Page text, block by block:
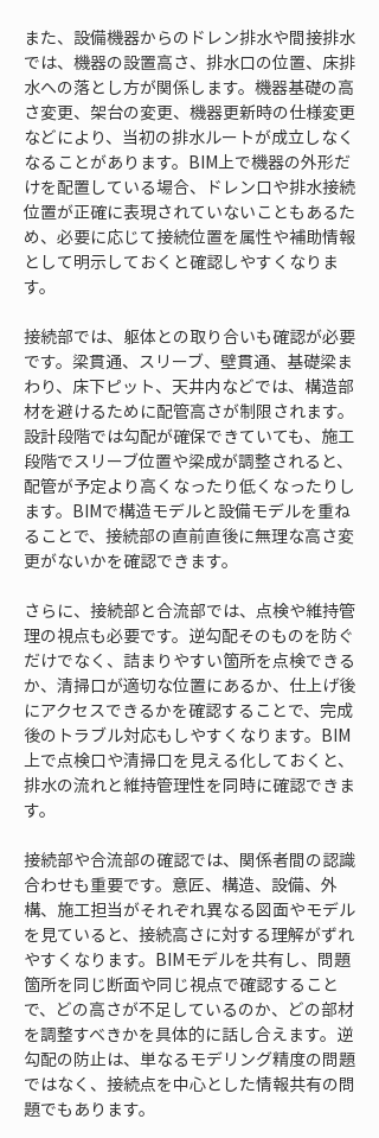
また、設備機器からのドレン排水や間接排水
では、機器の設置高さ、排水口の位置、床排
水への落とし方が関係します。機器基礎の高
さ変更、架台の変更、機器更新時の仕様変更
などにより、当初の排水ルートが成立しなく
なることがあります。BIM上で機器の外形だ
けを配置している場合、ドレン口や排水接続
位置が正確に表現されていないこともあるた
め、必要に応じて接続位置を属性や補助情報
として明示しておくと確認しやすくなりま
す。
接続部では、躯体との取り合いも確認が必要
です。梁貫通、スリーブ、壁貫通、基礎梁ま
わり、床下ピット、天井内などでは、構造部
材を避けるために配管高さが制限されます。
設計段階では勾配が確保できていても、施工
段階でスリーブ位置や梁成が調整されると、
配管が予定より高くなったり低くなったりし
ます。BIMで構造モデルと設備モデルを重ね
ることで、接続部の直前直後に無理な高さ変
更がないかを確認できます。
さらに、接続部と合流部では、点検や維持管
理の視点も必要です。逆勾配そのものを防ぐ
だけでなく、詰まりやすい箇所を点検できる
か、清掃口が適切な位置にあるか、仕上げ後
にアクセスできるかを確認することで、完成
後のトラブル対応もしやすくなります。BIM
上で点検口や清掃口を見える化しておくと、
排水の流れと維持管理性を同時に確認できま
す。
接続部や合流部の確認では、関係者間の認識
合わせも重要です。意匠、構造、設備、外
構、施工担当がそれぞれ異なる図面やモデル
を見ていると、接続高さに対する理解がずれ
やすくなります。BIMモデルを共有し、問題
箇所を同じ断面や同じ視点で確認すること
で、どの高さが不足しているのか、どの部材
を調整すべきかを具体的に話し合えます。逆
勾配の防止は、単なるモデリング精度の問題
ではなく、接続点を中心とした情報共有の問
題でもあります。